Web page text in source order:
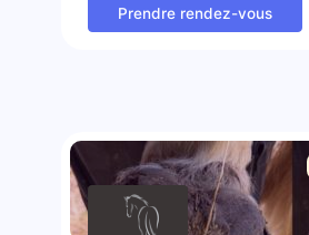
Prendre rendez-vous